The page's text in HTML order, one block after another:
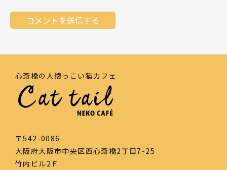
心斎橋の人懐っこい猫カフェ
〒542-0086
大阪府大阪市中央区西心斎橋2丁目7-25
竹内ビル2Ｆ